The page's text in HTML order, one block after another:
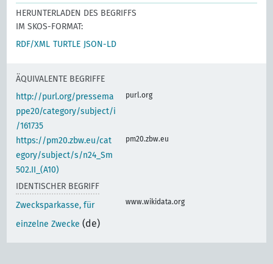
HERUNTERLADEN DES BEGRIFFS
IM SKOS-FORMAT:
RDF/XML TURTLE JSON-LD
ÄQUIVALENTE BEGRIFFE
http://purl.org/pressema
ppe20/category/subject/i
/161735
purl.org
https://pm20.zbw.eu/cat
egory/subject/s/n24_Sm
502.II_(A10)
pm20.zbw.eu
IDENTISCHER BEGRIFF
Zwecksparkasse, für
einzelne Zwecke (de)
www.wikidata.org